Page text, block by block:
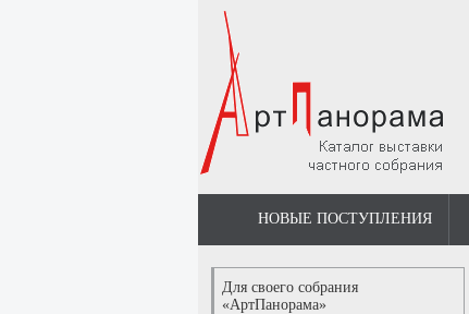
НОВЫЕ ПОСТУПЛЕНИЯ
Для своего собрания
«АртПанорама»